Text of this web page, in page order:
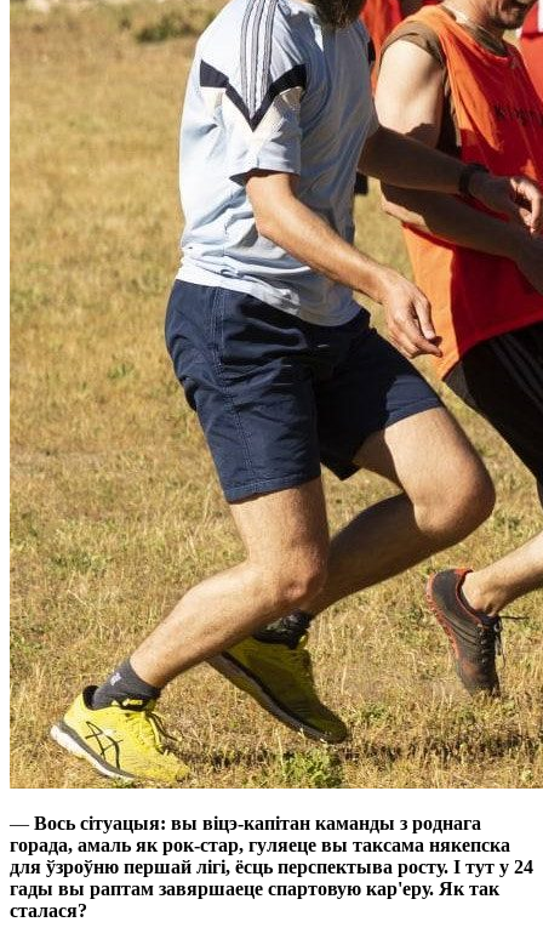
— Вось сітуацыя: вы віцэ-капітан каманды з роднага
горада, амаль як рок-стар, гуляеце вы таксама някепска
для ўзроўню першай лігі, ёсць перспектыва росту. І тут у 24
гады вы раптам завяршаеце спартовую кар'еру. Як так
сталася?